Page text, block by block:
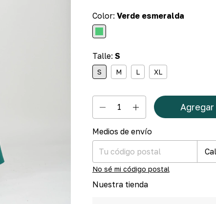
Color: Verde esmeralda
Talle: S
S M L XL
Entregas para el CP:
Medios de envío
No sé mi código postal
Nuestra tienda